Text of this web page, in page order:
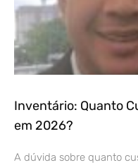
Inventário: Quanto
em 2026?
A dúvida sobre quanto